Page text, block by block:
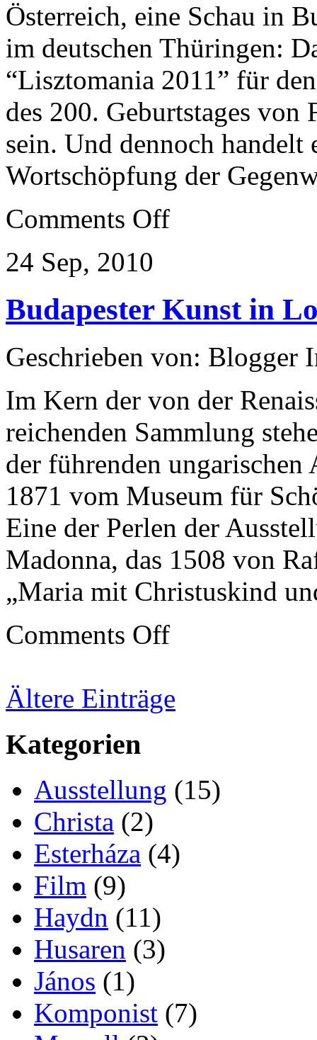
Österreich, eine Schau in
im deutschen Thüringen:
“Lisztomania 2011” für
des 200. Geburtstages
sein. Und dennoch handelt
Wortschöpfung der
Comments Offon
Halb
24 Sep, 2010
Budapester Kunst in
Geschrieben von: Blogger
Im Kern der von der
reichenden Sammlung
der führenden
1871 vom Museum für
Eine der Perlen der
Madonna, das 1508 von
„Maria mit Christuskind
Comments Offon
Budapester
Ältere Einträge
Kategorien
Ausstellung (15)
Christa (2)
Esterháza (4)
Film (9)
Haydn (11)
Husaren (3)
János (1)
Komponist (7)